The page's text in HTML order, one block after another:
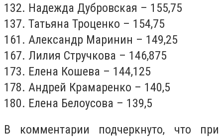
132. Надежда Дубровская – 155,75
137. Татьяна Троценко – 154,75
161. Александр Маринин – 149,25
167. Лилия Стручкова – 146,875
173. Елена Кошева – 144,125
178. Андрей Крамаренко – 140,5
180. Елена Белоусова – 139,5
В комментарии подчеркнуто, что при